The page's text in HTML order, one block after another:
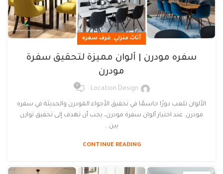
أثاث منزلي, غرف سفره
سفره مودرن | ألوان مميزة لتحقيق سفرة
مودرن
Location Design
0
الألوان تلعب دورًا حاسمًا في تحقيق الأجواء المودرن والحديثة في سفره
مودرن. عند اختيار ألوان سفرة مودرن، يجب أن تهدف إلى تحقيق توازن
بين...
CONTINUE READING